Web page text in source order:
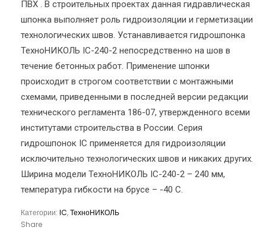
ПВХ . В строительных проектах данная гидравлическая
шпонка выполняет роль гидроизоляции и герметизации
технологических швов. Устанавливается гидрошпонка
ТехноНИКОЛЬ IC-240-2 непосредственно на шов в
течение бетонных работ. Применение шпонки
происходит в строгом соответствии с монтажными
схемами, приведенными в последней версии редакции
технического регламента 186-07, утвержденного всеми
институтами строительства в России. Серия
гидрошпонок IC применяется для гидроизоляции
исключительно технологических швов и никаких других.
Ширина модели ТехноНИКОЛЬ IC-240-2 – 240 мм,
температура гибкости на брусе – -40 С.
Категории: IC,ТехноНИКОЛЬ
Share